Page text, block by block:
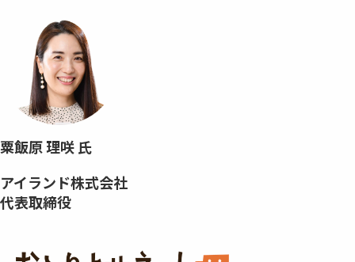
粟飯原 理咲 氏
アイランド株式会社
代表取締役